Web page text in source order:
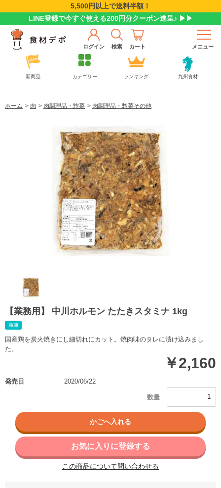
5,500円以上で送料半額！
LINE登録で今すぐ使える200円分クーポン進呈♪ ▶▶
ログイン 検索 カート メニュー
新商品 カテゴリー ランキング 九州食材
ホーム > 肉 > 肉調理品・惣菜 > 肉調理品・惣菜その他
【業務用】 中川ホルモン たたきスタミナ 1kg
国産鶏を炭火焼きにし細切れにカット。焼肉味のタレに漬け込みまし
た。
￥2,160
発売日 2020/06/22
お気に入りに登録する
この商品について問い合わせる